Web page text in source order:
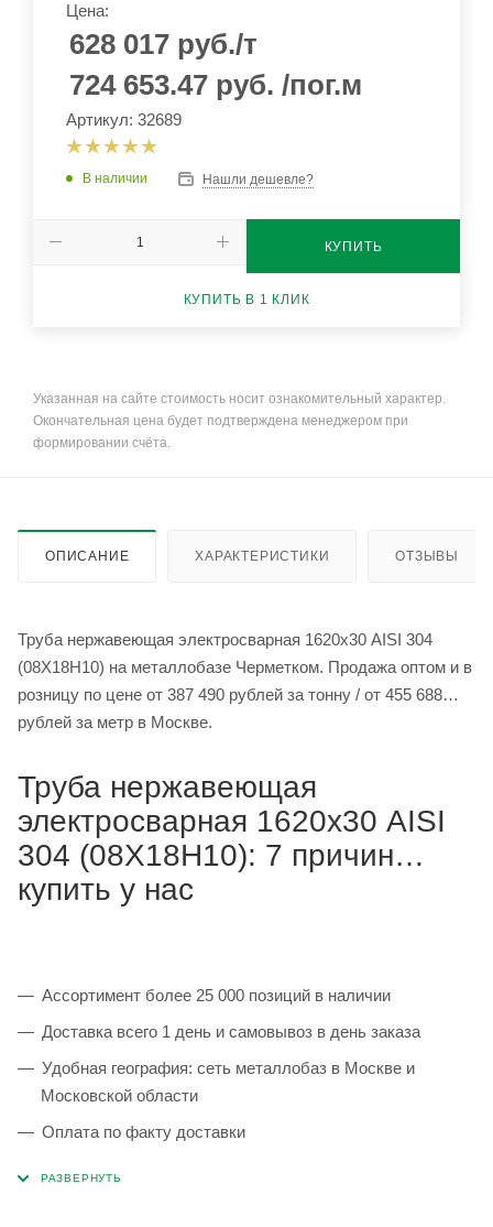
Цена:
628 017 руб./т
724 653.47 руб. /пог.м
Артикул: 32689
В наличии Нашли дешевле?
КУПИТЬ
КУПИТЬ В 1 КЛИК
Указанная на сайте стоимость носит ознакомительный характер.
Окончательная цена будет подтверждена менеджером при
формировании счёта.
ОПИСАНИЕ ХАРАКТЕРИСТИКИ ОТЗЫВЫ
Труба нержавеющая электросварная 1620х30 AISI 304
(08Х18Н10) на металлобазе Черметком. Продажа оптом и в
розницу по цене от 387 490 рублей за тонну / от 455 688
рублей за метр в Москве.
Труба нержавеющая
электросварная 1620х30 AISI
304 (08Х18Н10): 7 причин
купить у нас
Ассортимент более 25 000 позиций в наличии
Доставка всего 1 день и самовывоз в день заказа
Удобная география: сеть металлобаз в Москве и
Московской области
Оплата по факту доставки